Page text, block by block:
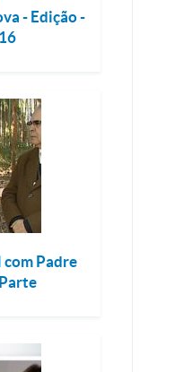
- Edição -
Padre